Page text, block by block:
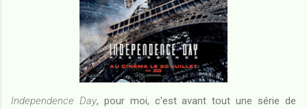
Independence Day, pour moi, c'est avant tout une série de